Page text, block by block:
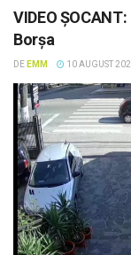
VIDEO
Borșa
DE EMM 10 AUGUST